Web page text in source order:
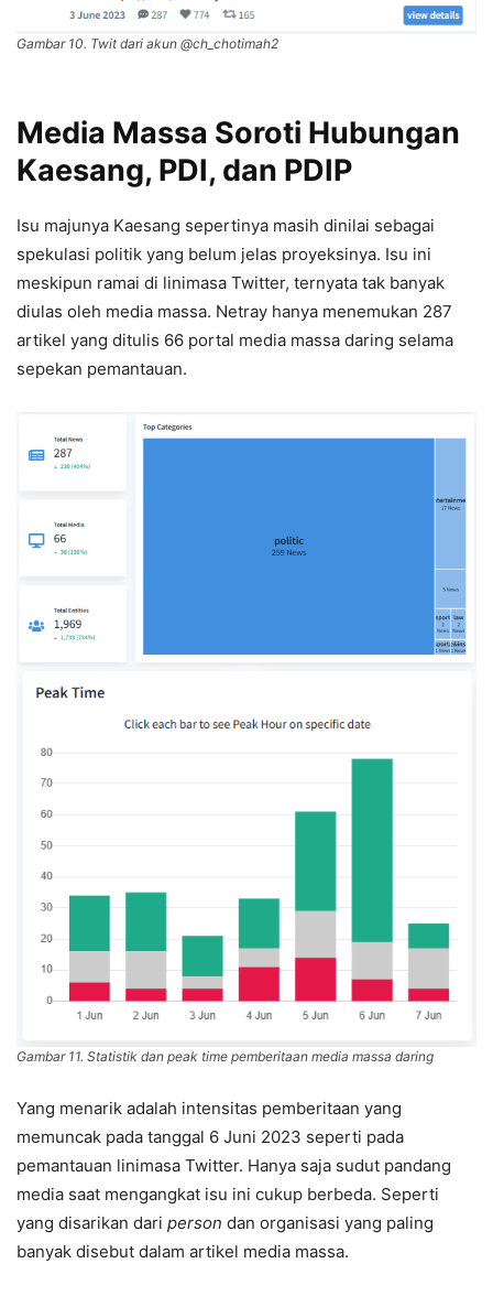
Gambar 10. Twit dari akun @ch_chotimah2
Media Massa Soroti Hubungan
Kaesang, PDI, dan PDIP
Isu majunya Kaesang sepertinya masih dinilai sebagai
spekulasi politik yang belum jelas proyeksinya. Isu ini
meskipun ramai di linimasa Twitter, ternyata tak banyak
diulas oleh media massa. Netray hanya menemukan 287
artikel yang ditulis 66 portal media massa daring selama
sepekan pemantauan.
Gambar 11. Statistik dan peak time pemberitaan media massa daring
Yang menarik adalah intensitas pemberitaan yang
memuncak pada tanggal 6 Juni 2023 seperti pada
pemantauan linimasa Twitter. Hanya saja sudut pandang
media saat mengangkat isu ini cukup berbeda. Seperti
yang disarikan dari person dan organisasi yang paling
banyak disebut dalam artikel media massa.